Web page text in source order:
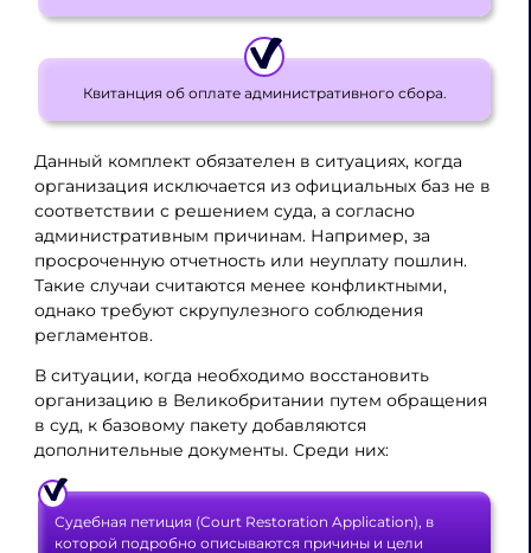
Квитанция об оплате административного сбора.
Данный комплект обязателен в ситуациях, когда
организация исключается из официальных баз не в
соответствии с решением суда, а согласно
административным причинам. Например, за
просроченную отчетность или неуплату пошлин.
Такие случаи считаются менее конфликтными,
однако требуют скрупулезного соблюдения
регламентов.
В ситуации, когда необходимо восстановить
организацию в Великобритании путем обращения
в суд, к базовому пакету добавляются
дополнительные документы. Среди них:
Судебная петиция (Court Restoration Application), в
которой подробно описываются причины и цели